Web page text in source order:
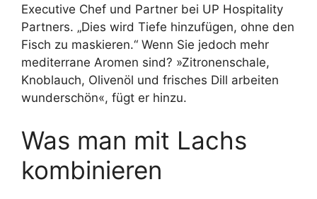
Executive Chef und Partner bei UP Hospitality
Partners. „Dies wird Tiefe hinzufügen, ohne den
Fisch zu maskieren.“ Wenn Sie jedoch mehr
mediterrane Aromen sind? »Zitronenschale,
Knoblauch, Olivenöl und frisches Dill arbeiten
wunderschön«, fügt er hinzu.
Was man mit Lachs
kombinieren